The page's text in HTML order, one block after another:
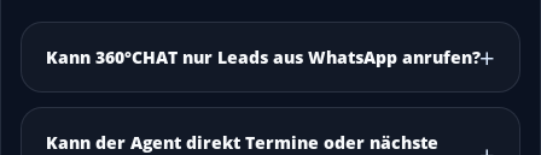
Kann 360°CHAT nur Leads aus WhatsApp anrufen?
Kann der Agent direkt Termine oder nächste